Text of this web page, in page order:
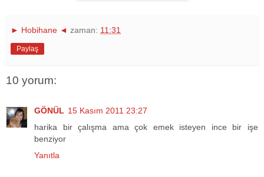
► Hobihane ◄ zaman: 11:31
Paylaş
10 yorum:
GÖNÜL 15 Kasım 2011 23:27
harika bir çalışma ama çok emek isteyen ince bir işe
benziyor
Yanıtla